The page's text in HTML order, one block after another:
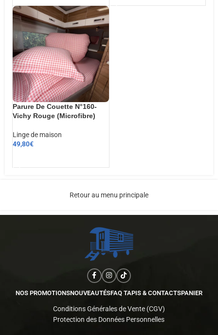
Parure De Couette N°160-
Vichy Rouge (Microfibre)
Linge de maison
49,80€
Retour au menu principale
NOS PROMOTIONSNOUVEAUTÉSFAQ TAPIS & CONTACTSPANIER
Conditions Générales de Vente (CGV)
Protection des Données Personnelles